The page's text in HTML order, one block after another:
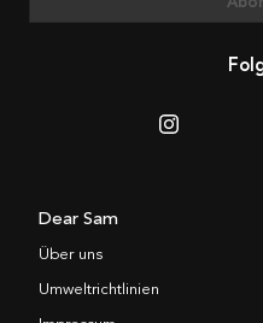
Dear Sam
Über uns
Umweltrichtlinien